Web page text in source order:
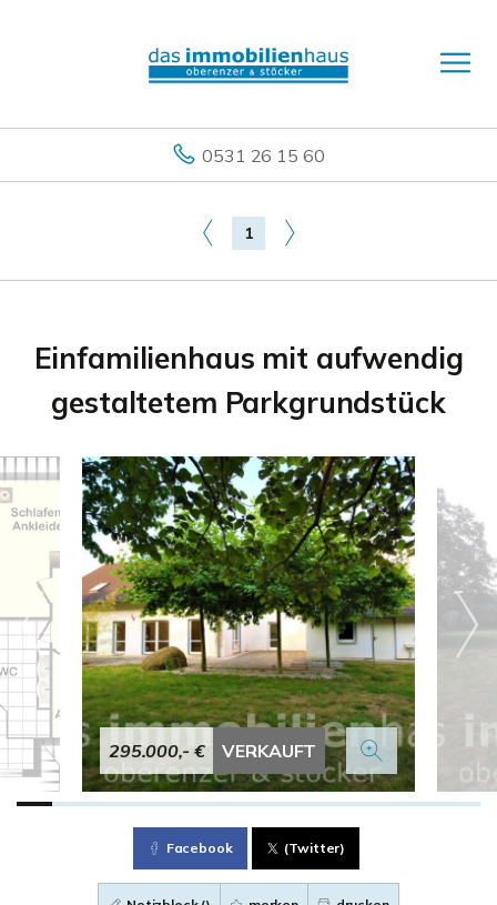
0531 26 15 60
1
Einfamilienhaus mit aufwendig
gestaltetem Parkgrundstück
295.000,- € VERKAUFT
Facebook (Twitter)